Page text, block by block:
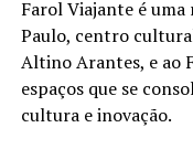
Farol Viajante é
Paulo, centro
Altino Arantes, e ao
espaços que se
cultura e inovação.